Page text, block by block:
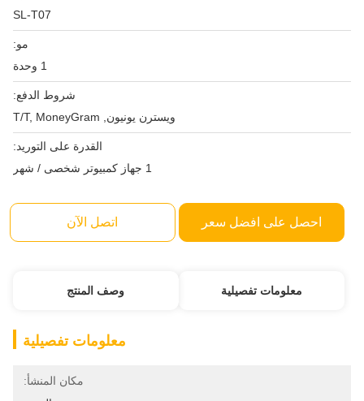
SL-T07
مو:
شروط الدفع:
ويسترن يونيون, T/T, MoneyGram
القدرة على التوريد:
احصل على افضل سعر اتصل الآن
معلومات تفصيلية وصف المنتج
معلومات تفصيلية
مكان المنشأ: